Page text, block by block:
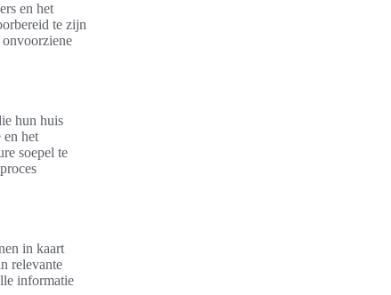
en het
te zijn
hun huis
en het
soepel te
in kaart
relevante
informatie